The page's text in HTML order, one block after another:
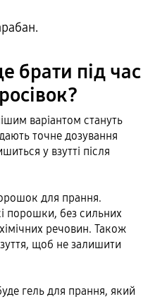
брати під час
варіантом стануть
точне дозування
у взутті після
для прання.
порошки, без сильних
речовин. Також
щоб не залишити
гель для прання, який